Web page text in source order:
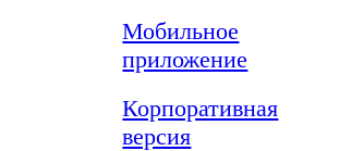
Мобильное
приложение
Корпоративная
версия